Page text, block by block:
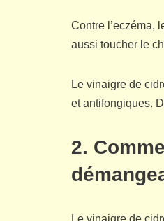
Contre l’eczéma,
aussi toucher le
Le vinaigre de
et antifongiques.
2.
Le vinaigre de